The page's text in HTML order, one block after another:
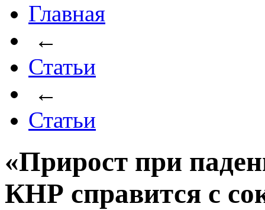
Главная
←
Статьи
←
Статьи
​«Прирост при
КНР справится с